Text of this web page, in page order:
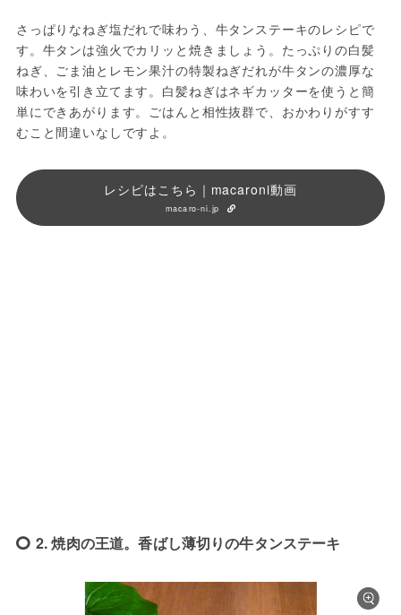
さっぱりなねぎ塩だれで味わう、牛タンステーキのレシピで
す。牛タンは強火でカリッと焼きましょう。たっぷりの白髪
ねぎ、ごま油とレモン果汁の特製ねぎだれが牛タンの濃厚な
味わいを引き立てます。白髪ねぎはネギカッターを使うと簡
単にできあがります。ごはんと相性抜群で、おかわりがすす
むこと間違いなしですよ。
レシピはこちら｜macaroni動画
macaro-ni.jp
2. 焼肉の王道。香ばし薄切りの牛タンステーキ